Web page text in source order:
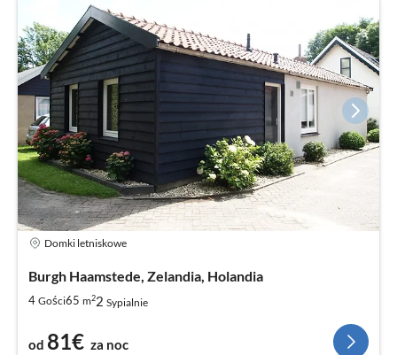
Domki letniskowe
Burgh Haamstede, Zelandia, Holandia
4 Gości65 m22 Sypialnie
od 81€ za noc